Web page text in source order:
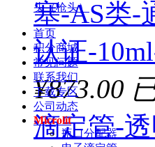
头（枪头）
首页
积分商城
常见问题
联系我们
下载专区
公司动态
Microlit
瓶口分配器
¥873.00
滴定管-